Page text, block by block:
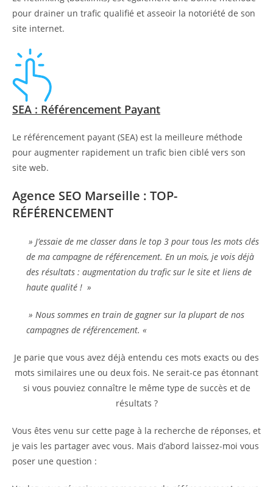
pour drainer un trafic qualifié et asseoir la notoriété de son
site internet.
SEA : Référencement Payant
Le référencement payant (SEA) est la meilleure méthode
pour augmenter rapidement un trafic bien ciblé vers son
site web.
Agence SEO Marseille : TOP-
RÉFÉRENCEMENT
» J’essaie de me classer dans le top 3 pour tous les mots clés
de ma campagne de référencement. En un mois, je vois déjà
des résultats : augmentation du trafic sur le site et liens de
haute qualité ! »
» Nous sommes en train de gagner sur la plupart de nos
campagnes de référencement. «
Je parie que vous avez déjà entendu ces mots exacts ou des
mots similaires une ou deux fois. Ne serait-ce pas étonnant
si vous pouviez connaître le même type de succès et de
résultats ?
Vous êtes venu sur cette page à la recherche de réponses, et
je vais les partager avec vous. Mais d’abord laissez-moi vous
poser une question :